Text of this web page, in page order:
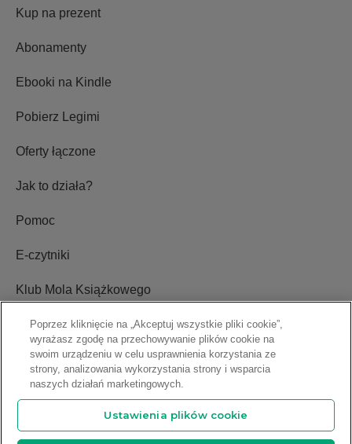
Kup na prezent
Abonamenty
Ebooki na Kindle
Pobierz Legimi
Oferty łączone
Jak to działa?
Pomoc
E-czytniki
Klub Mola Książkowego
Ustawienia plików cookie
Blog
Relacje inwestorskie
Poprzez kliknięcie na „Akceptuj wszystkie pliki cookie”,
wyrażasz zgodę na przechowywanie plików cookie na
swoim urządzeniu w celu usprawnienia korzystania ze
strony, analizowania wykorzystania strony i wsparcia
naszych działań marketingowych.
Ustawienia plików cookie